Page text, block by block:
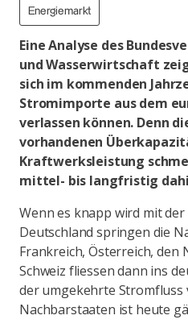
Energiemarkt
Eine Analyse des
und Wasserwirtschaft
sich im kommenden
Stromimporte aus dem
verlassen können. Denn
vorhandenen
Kraftwerksleistung
mittel- bis langfristig
Wenn es knapp wird mit
Deutschland springen die
Frankreich, Österreich, den
Schweiz fliessen dann ins
der umgekehrte Stromfluss
Nachbarstaaten ist heute